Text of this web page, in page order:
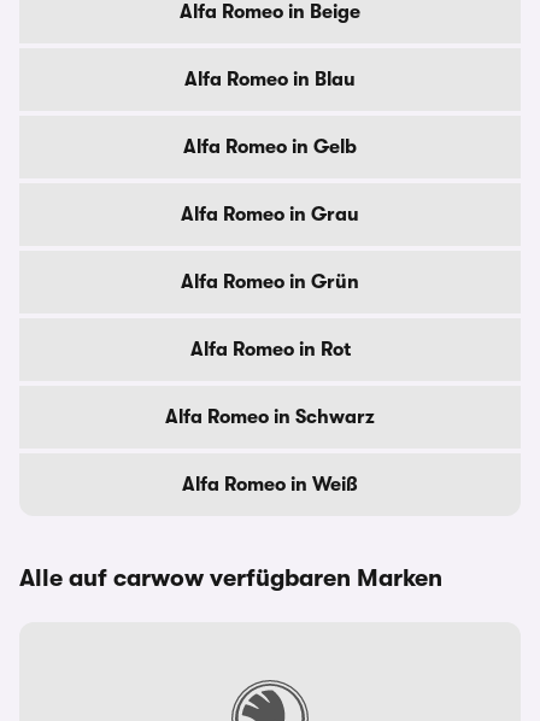
Alfa Romeo in Beige
Alfa Romeo in Blau
Alfa Romeo in Gelb
Alfa Romeo in Grau
Alfa Romeo in Grün
Alfa Romeo in Rot
Alfa Romeo in Schwarz
Alfa Romeo in Weiß
Alle auf carwow verfügbaren Marken